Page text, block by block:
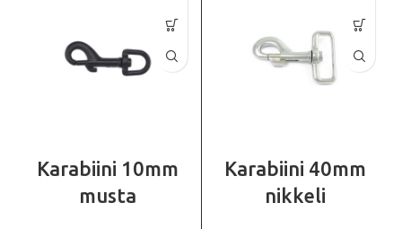
Karabiini 10mm
musta
Karabiini 40mm
nikkeli